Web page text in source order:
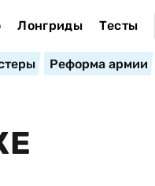
Лонгриды Тесты
Реформа армии